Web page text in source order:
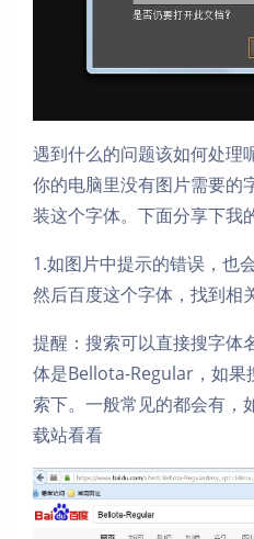
遇到什么的问题该如何处理
你的电脑里没有图片需要的
装这个字体。下面分享下我
1.如图片中提示的错误，也
然后百度这个字体，找到相
提醒：搜索可以直接搜字体
体是Bellota-Regular，如果
索下。一般常见的都会有，
载站看看